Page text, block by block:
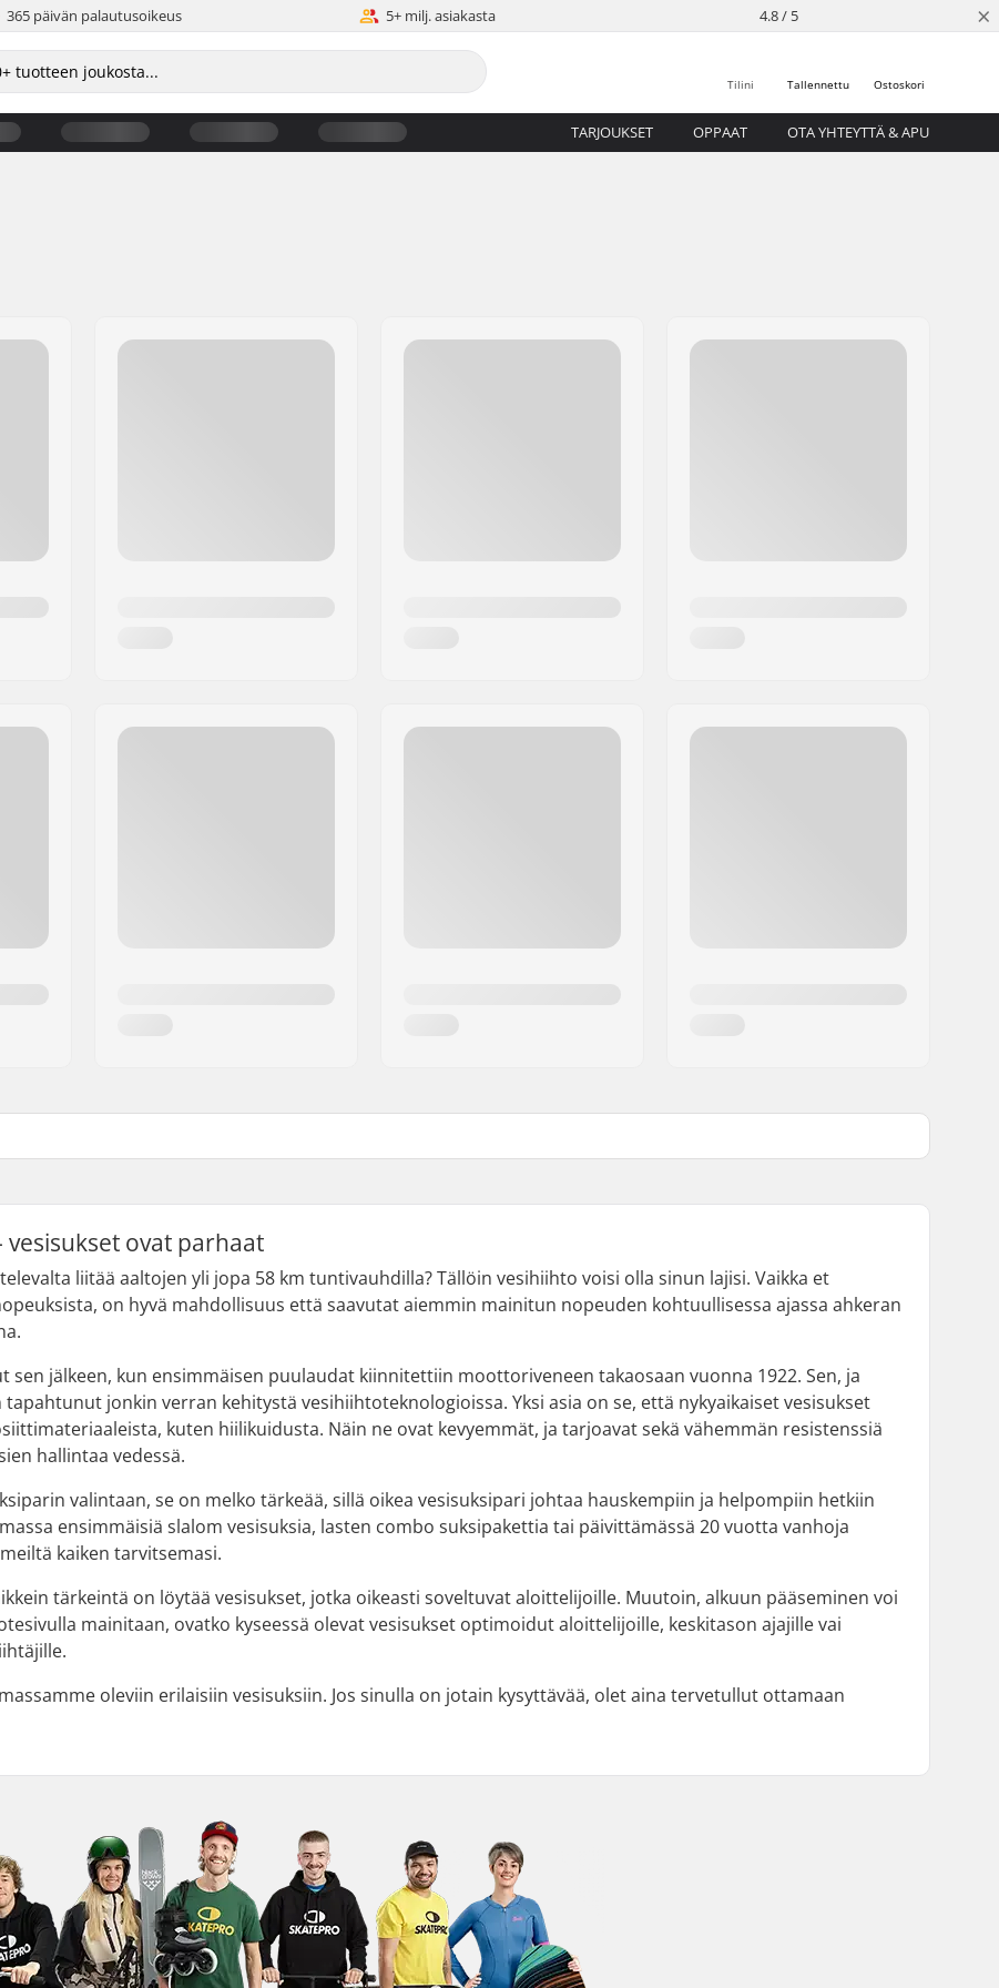
365 päivän palautusoikeus 5+ milj. asiakasta 4.8 / 5 ×
Ostoskori
Tallennettu
Tilini
TARJOUKSET OPPAAT OTA YHTEYTTÄ & APU
vesisukset ovat parhaat
liitää aaltojen yli jopa 58 km tuntivauhdilla? Tällöin vesihiihto voisi olla sinun lajisi. Vaikka et
on hyvä mahdollisuus että saavutat aiemmin mainitun nopeuden kohtuullisessa ajassa ahkeran
sen jälkeen, kun ensimmäisen puulaudat kiinnitettiin moottoriveneen takaosaan vuonna 1922. Sen, ja
tapahtunut jonkin verran kehitystä vesihiihtoteknologioissa. Yksi asia on se, että nykyaikaiset vesisukset
kuten hiilikuidusta. Näin ne ovat kevyemmät, ja tarjoavat sekä vähemmän resistenssiä
hallintaa vedessä.
valintaan, se on melko tärkeää, sillä oikea vesisuksipari johtaa hauskempiin ja helpompiin hetkiin
ensimmäisiä slalom vesisuksia, lasten combo suksipakettia tai päivittämässä 20 vuotta vanhoja
kaiken tarvitsemasi.
tärkeintä on löytää vesisukset, jotka oikeasti soveltuvat aloittelijoille. Muutoin, alkuun pääseminen voi
mainitaan, ovatko kyseessä olevat vesisukset optimoidut aloittelijoille, keskitason ajajille vai
oleviin erilaisiin vesisuksiin. Jos sinulla on jotain kysyttävää, olet aina tervetullut ottamaan